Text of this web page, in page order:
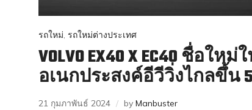
รถใหม่, รถใหม่ต่างประเทศ
VOLVO EX40 X EC40 ชื่อให
อเนกประสงค์อีวีวิ่งไกลขึ้น
21 กุมภาพันธ์ 2024 by Manbuster